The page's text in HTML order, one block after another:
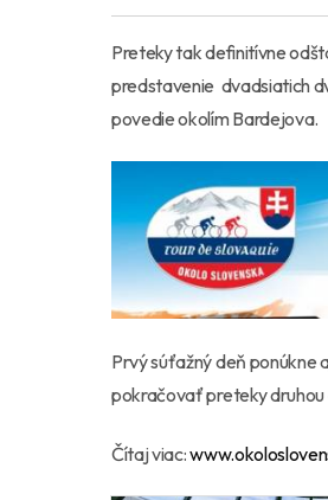
Preteky tak definitívne
predstavenie dvadsiatich
povedie okolím Bardejova.
Prvý súťažný deň ponúkne
pokračovať preteky druhou
Čítaj viac: